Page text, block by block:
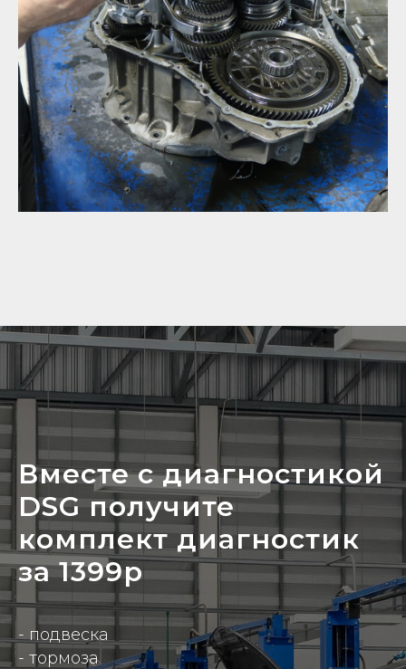
Вместе с диагностикой
DSG получите
комплект диагностик
за 1399р
- подвеска
- тормоза